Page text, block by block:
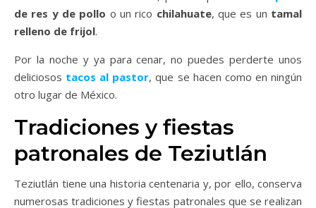
de res y de pollo o un rico chilahuate, que es un tamal
relleno de frijol.
Por la noche y ya para cenar, no puedes perderte unos
deliciosos tacos al pastor, que se hacen como en ningún
otro lugar de México.
Tradiciones y fiestas
patronales de Teziutlán
Teziutlán tiene una historia centenaria y, por ello, conserva
numerosas tradiciones y fiestas patronales que se realizan